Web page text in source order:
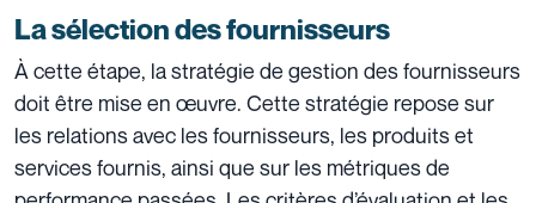
La sélection des fournisseurs
À cette étape, la stratégie de gestion des fournisseurs
doit être mise en œuvre. Cette stratégie repose sur
les relations avec les fournisseurs, les produits et
services fournis, ainsi que sur les métriques de